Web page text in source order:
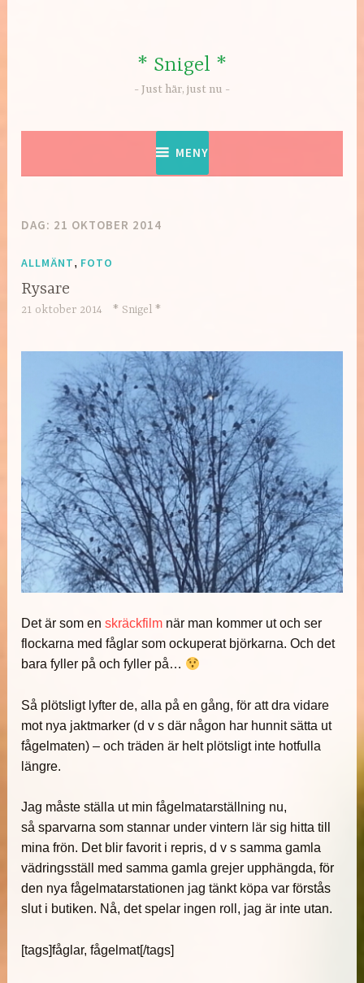
* Snigel *
Just här, just nu
MENY
DAG: 21 OKTOBER 2014
ALLMÄNT, FOTO
Rysare
21 oktober 2014 * Snigel *
Det är som enskräckfilm när man kommer ut och ser
flockarna med fåglar som ockuperat björkarna. Och det
bara fyller på och fyller på…
Så plötsligt lyfter de, alla på en gång, för att dra vidare
mot nya jaktmarker (d v s där någon har hunnit sätta ut
fågelmaten) – och träden är helt plötsligt inte hotfulla
längre.
Jag måste ställa ut min fågelmatarställning nu,
så sparvarna som stannar under vintern lär sig hitta till
mina frön. Det blir favorit i repris, d v s samma gamla
vädringsställ med samma gamla grejer upphängda, för
den nya fågelmatarstationen jag tänkt köpa var förstås
slut i butiken. Nå, det spelar ingen roll, jag är inte utan.
[tags]fåglar, fågelmat[/tags]